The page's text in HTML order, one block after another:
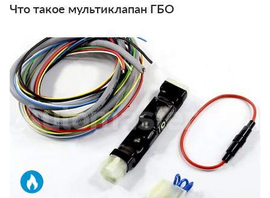
Что такое мультиклапан ГБО